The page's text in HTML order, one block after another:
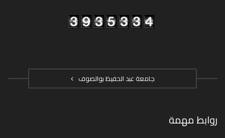
جامعة عبد الحفيظ بوالصوف
روابط مهمة